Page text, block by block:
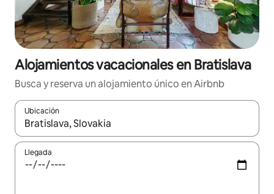
Alojamientos vacacionales en Bratislava
Busca y reserva un alojamiento único en Airbnb
Ubicación
Cuando los resultados estén disponibles, podrás navegar
Llegada